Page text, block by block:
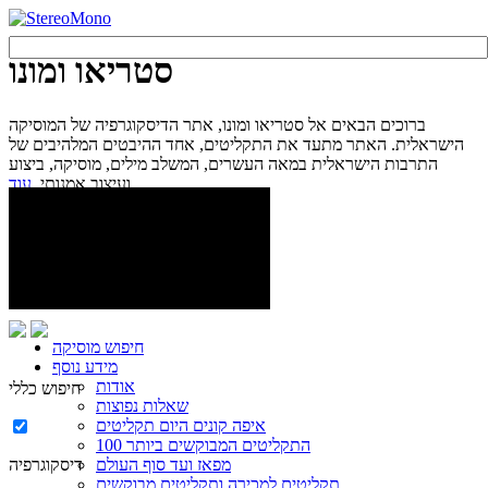
סטריאו ומונו
ברוכים הבאים אל סטריאו ומונו, אתר הדיסקוגרפיה של המוסיקה
הישראלית. האתר מתעד את התקליטים, אחד ההיבטים המלהיבים של
התרבות הישראלית במאה העשרים, המשלב מילים, מוסיקה, ביצוע
ועיצוב אמנותי.עוד...
חיפוש מוסיקה
מידע נוסף
אודות
שאלות נפוצות
איפה קונים היום תקליטים
100 התקליטים המבוקשים ביותר
מפאז ועד סוף העולם
תקליטים למכירה ותקליטים מבוקשים
חיפוש כללי
דיסקוגרפיה